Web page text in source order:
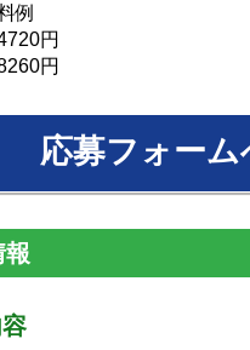
例
円
円
応募フォーム
報